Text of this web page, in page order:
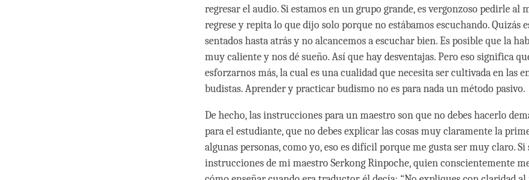
regresar el audio. Si estamos en un grupo grande, es vergonzoso pedirle al
regrese y repita lo que dijo solo porque no estábamos escuchando. Quizás
sentados hasta atrás y no alcancemos a escuchar bien. Es posible que la
muy caliente y nos dé sueño. Así que hay desventajas. Pero eso significa
esforzarnos más, la cual es una cualidad que necesita ser cultivada en las
budistas. Aprender y practicar budismo no es para nada un método pasivo.
De hecho, las instrucciones para un maestro son que no debes hacerlo
para el estudiante, que no debes explicar las cosas muy claramente la
algunas personas, como yo, eso es difícil porque me gusta ser muy claro. Si
instrucciones de mi maestro Serkong Rinpoche, quien conscientemente